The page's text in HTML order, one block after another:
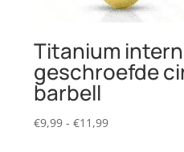
Titanium intern
geschroefde
barbell
€9,99 - €11,99Prijsklasse: